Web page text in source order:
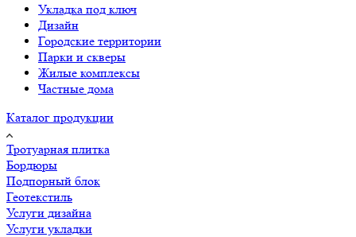
Укладка под ключ
Дизайн
Городские территории
Парки и скверы
Жилые комплексы
Частные дома
Каталог продукции
Тротуарная плитка
Бордюры
Подпорный блок
Геотекстиль
Услуги дизайна
Услуги укладки